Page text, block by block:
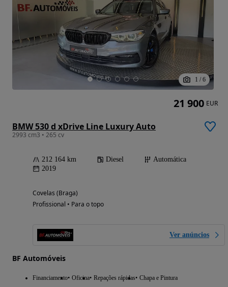
1 / 6
BMW 530 d xDrive Line Luxury Auto
2993 cm3 • 265 cv
212 164 km Diesel
Automática
2019
Covelas (Braga)
Profissional • Para o topo
Ver anúncios
BF Automóveis
Financiamento Oficina Repações rápidas Chapa e Pintura
21 900 EUR